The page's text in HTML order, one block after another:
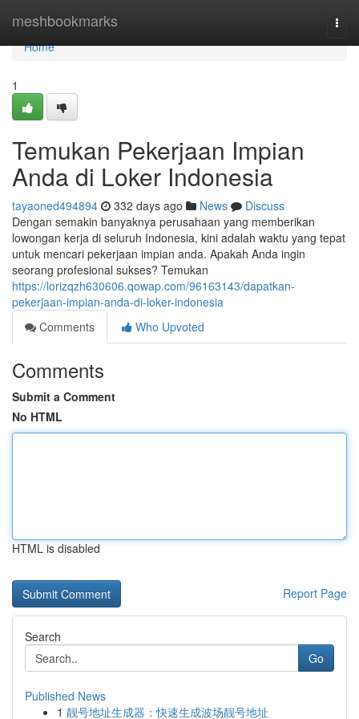
meshbookmarks
Home
Home
1
Temukan Pekerjaan Impian
Anda di Loker Indonesia
tayaoned494894 332 days ago News
Discuss
Dengan semakin banyaknya perusahaan yang memberikan
lowongan kerja di seluruh Indonesia, kini adalah waktu yang tepat
untuk mencari pekerjaan impian anda. Apakah Anda ingin
seorang profesional sukses? Temukan
https://lorizqzh630606.qowap.com/96163143/dapatkan-
pekerjaan-impian-anda-di-loker-indonesia
Comments
Who Upvoted
Comments
Submit a Comment
No HTML
HTML is disabled
Report Page
Search
Go
Published News
1 靓号地址生成器：快速生成波场靓号地址